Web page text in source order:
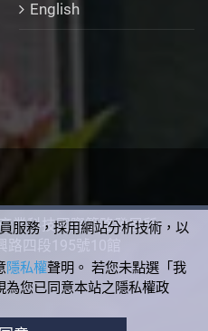
English
業科技國際策略發展所
四段195號10館
服務，採用網站分析技術，以
隱私權聲明。 若您未點選「我
為您已同意本站之隱私權政